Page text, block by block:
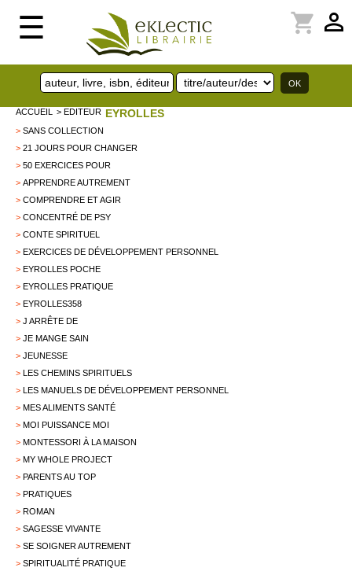
☰ perm_identity
shopping_cart
ACCUEIL > EDITEUR EYROLLES
> SANS COLLECTION
> 21 JOURS POUR CHANGER
> 50 EXERCICES POUR
> APPRENDRE AUTREMENT
> COMPRENDRE ET AGIR
> CONCENTRÉ DE PSY
> CONTE SPIRITUEL
> EXERCICES DE DÉVELOPPEMENT PERSONNEL
> EYROLLES POCHE
> EYROLLES PRATIQUE
> EYROLLES358
> J ARRÊTE DE
> JE MANGE SAIN
> JEUNESSE
> LES CHEMINS SPIRITUELS
> LES MANUELS DE DÉVELOPPEMENT PERSONNEL
> MES ALIMENTS SANTÉ
> MOI PUISSANCE MOI
> MONTESSORI À LA MAISON
> MY WHOLE PROJECT
> PARENTS AU TOP
> PRATIQUES
> ROMAN
> SAGESSE VIVANTE
> SE SOIGNER AUTREMENT
> SPIRITUALITÉ PRATIQUE